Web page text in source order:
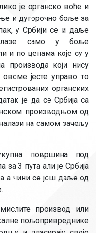
је органско воће и
и дугорочно боље за
у Србији се и даље
само у боље
и по ценама које су у
производа који нису
јесте управо то
органских
је да се Србија са
производњом од
на самом зачељу
површина под
3 пута али је Србија
а чини се још даље од
производ или
пољопривреднике